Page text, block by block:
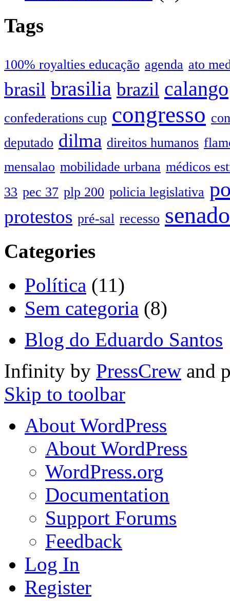
Tags
100% royalties educação agenda ato
brasil brasilia brazil calango
confederations cup congresso
deputado dilma direitos humanos
mensalao mobilidade urbana médicos
33 pec 37 plp 200 policia legislativa
protestos pré-sal recesso senado
Categories
Política (11)
Sem categoria (8)
Blog do Eduardo Santos
Infinity by PressCrew and
Skip to toolbar
About WordPress
About WordPress
WordPress.org
Documentation
Support Forums
Feedback
Log In
Register